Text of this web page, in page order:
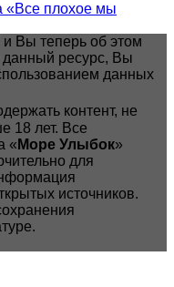
«Все плохое мы
и Вы теперь об этом
данный ресурс, Вы
данных
контент, не
18 лет. Все
« Море Улыбок»
для
источников.